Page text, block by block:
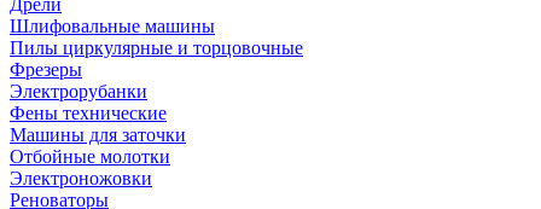
Дрели
Шлифовальные машины
Пилы циркулярные и торцовочные
Фрезеры
Электрорубанки
Фены технические
Машины для заточки
Отбойные молотки
Электроножовки
Реноваторы